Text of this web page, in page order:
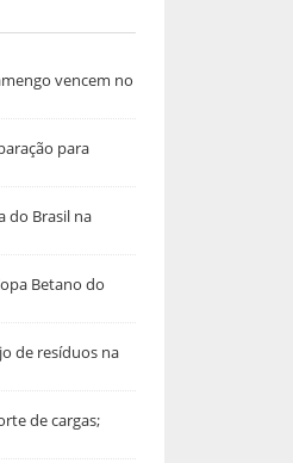
vencem no
para
do Brasil na
Betano do
de resíduos na
de cargas;